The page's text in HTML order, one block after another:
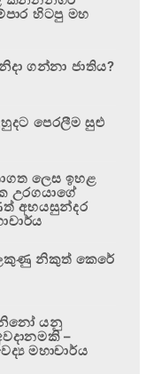
හිටපු මහ
ගන්නා ජාතිය?
පෙරලීම සුළු
ලෙස ඉහළ
උරගයාගේ
අභයසුන්දර
නිකුත් කෙරේ
නිනෝ යනු
–
මහාචාර්ය